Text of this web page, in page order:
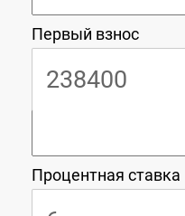
Первый взнос
Процентная ставка